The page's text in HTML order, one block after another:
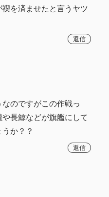
を済ませたと言うヤツ
返信
のですがこの作戦っ
長鯨などが旗艦にして
か？？
返信